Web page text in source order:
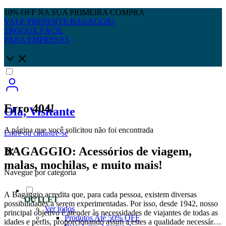
10% OFF NA SUA PRIMEIRA COMPRA
VALE PRESENTE BAGAGGIO
TROQUE FÁCIL
PARA EMPRESAS
Olá, Visitante
Entreou cadastre-se
Navegue por categoria
OUTLET
Ver todos
Produtos Até 50% OFF
Erro 404!
A página que você solicitou não foi encontrada
BAGAGGIO: Acessórios de viagem,
malas, mochilas, e muito mais!
A Bagaggio acredita que, para cada pessoa, existem diversas
possibilidades a serem experimentadas. Por isso, desde 1942, nosso
principal objetivo é atender às necessidades de viajantes de todas as
idades e perfis, proporcionando assim a estes a qualidade necessária